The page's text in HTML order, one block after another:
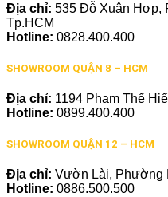
Địa chỉ: 535 Đỗ Xuân Hợp,
Tp.HCM
Hotline: 0828.400.400
SHOWROOM QUẬN 8 – HCM
Địa chỉ: 1194 Phạm Thế
Hotline: 0899.400.400
SHOWROOM QUẬN 12 – HCM
Địa chỉ: Vườn Lài, Phường
Hotline: 0886.500.500